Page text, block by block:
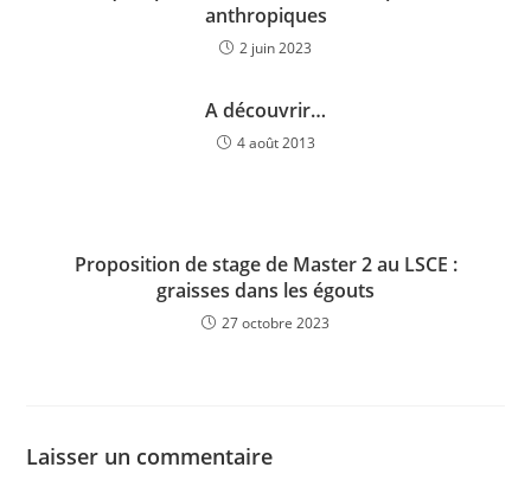
anthropiques
2 juin 2023
A découvrir…
4 août 2013
Proposition de stage de Master 2 au LSCE :
graisses dans les égouts
27 octobre 2023
Laisser un commentaire